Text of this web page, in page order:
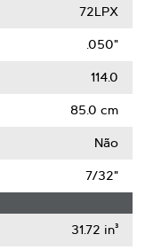
72LPX
.050"
114.0
85.0 cm
Não
7/32"
31.72 in³